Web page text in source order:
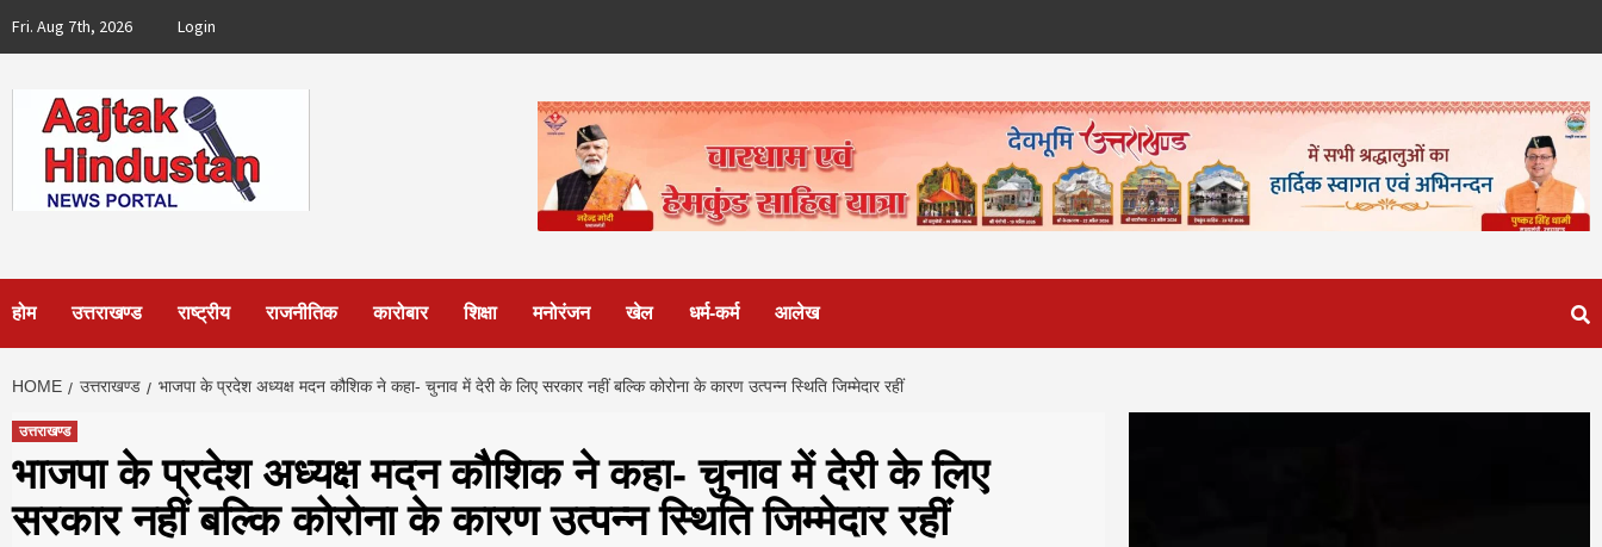
Fri. Aug 7th, 2026 Login
होम उत्तराखण्ड राष्ट्रीय राजनीतिक कारोबार शिक्षा मनोरंजन खेल धर्म-कर्म आलेख
HOME उत्तराखण्ड भाजपा के प्रदेश अध्यक्ष मदन कौशिक ने कहा- चुनाव में देरी के लिए सरकार नहीं बल्कि कोरोना के कारण उत्पन्न स्थिति जिम्मेदार रहीं
उत्तराखण्ड
भाजपा के प्रदेश अध्यक्ष मदन कौशिक ने कहा- चुनाव में देरी के लिए
सरकार नहीं बल्कि कोरोना के कारण उत्पन्न स्थिति जिम्मेदार रहीं